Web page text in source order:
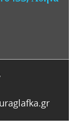
Joomla!